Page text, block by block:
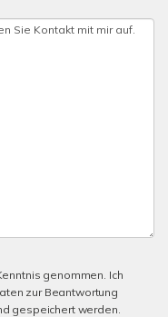
genommen. Ich
zur Beantwortung
gespeichert werden.